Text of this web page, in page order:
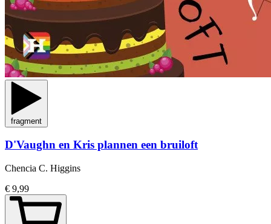
fragment
D'Vaughn en Kris plannen een bruiloft
Chencia C. Higgins
€ 9,99